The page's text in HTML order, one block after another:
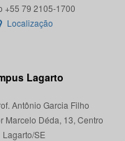
Localização
Lagarto
Antônio Garcia Filho
Marcelo Déda, 13, Centro
Lagarto/SE